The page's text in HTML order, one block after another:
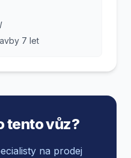
7 let
tento vůz?
na prodej